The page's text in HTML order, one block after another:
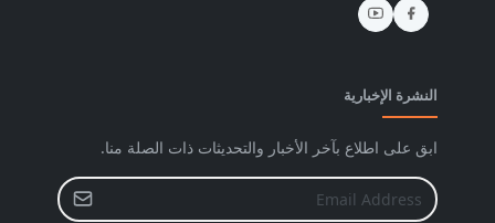
النشرة الإخبارية
ابق على اطلاع بآخر الأخبار والتحديثات ذات الصلة منا.